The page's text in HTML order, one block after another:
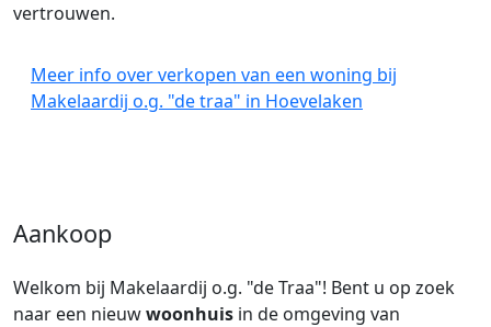
vertrouwen.
Meer info over verkopen van een woning bij
Makelaardij o.g. "de traa" in Hoevelaken
Aankoop
Welkom bij Makelaardij o.g. "de Traa"! Bent u op zoek
naar een nieuwwoonhuis in de omgeving van